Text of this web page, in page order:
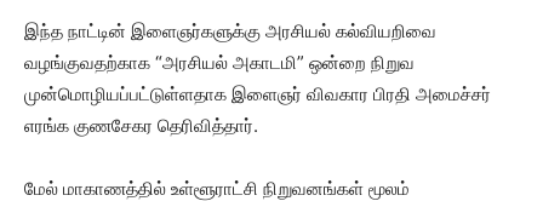
இந்த நாட்டின் இளைஞர்களுக்கு அரசியல் கல்வியறிவை
வழங்குவதற்காக “அரசியல் அகாடமி” ஒன்றை நிறுவ
முன்மொழியப்பட்டுள்ளதாக இளைஞர் விவகார பிரதி அமைச்சர்
எரங்க குணசேகர தெரிவித்தார்.
மேல் மாகாணத்தில் உள்ளூராட்சி நிறுவனங்கள் மூலம்